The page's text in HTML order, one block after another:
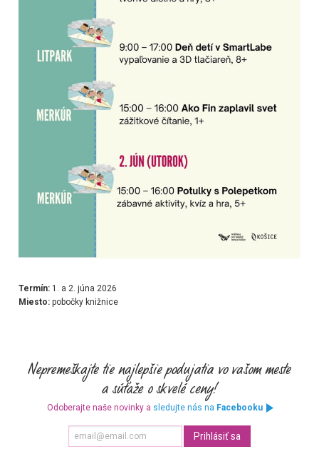
Termín:1. a 2. júna 2026
Miesto:pobočky knižnice
Odoberajte naše novinky a sledujte nás na Facebooku